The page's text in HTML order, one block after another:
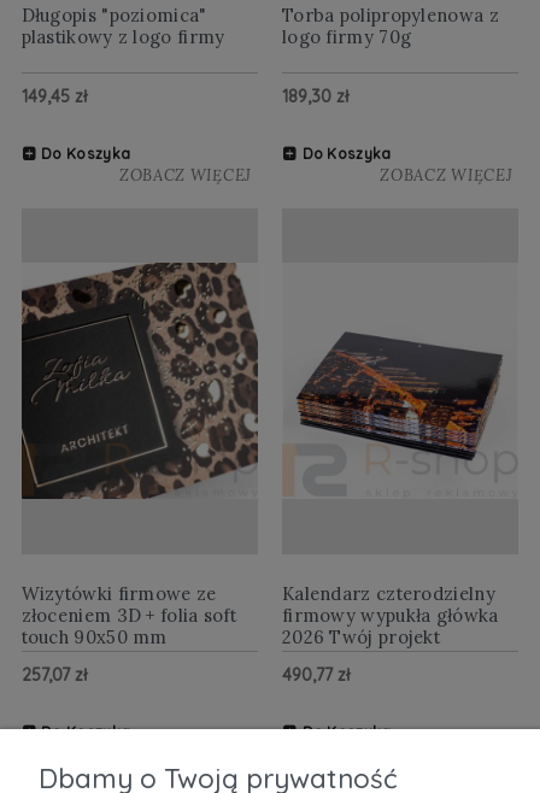
Długopis "poziomica"
plastikowy z logo firmy
149,45 zł
Do Koszyka
ZOBACZ WIĘCEJ
Torba polipropylenowa z
logo firmy 70g
189,30 zł
Do Koszyka
ZOBACZ WIĘCEJ
Wizytówki firmowe ze
złoceniem 3D + folia soft
touch 90x50 mm
257,07 zł
Do Koszyka
Kalendarz czterodzielny
firmowy wypukła główka
2026 Twój projekt
490,77 zł
Do Koszyka
Dbamy o Twoją prywatność